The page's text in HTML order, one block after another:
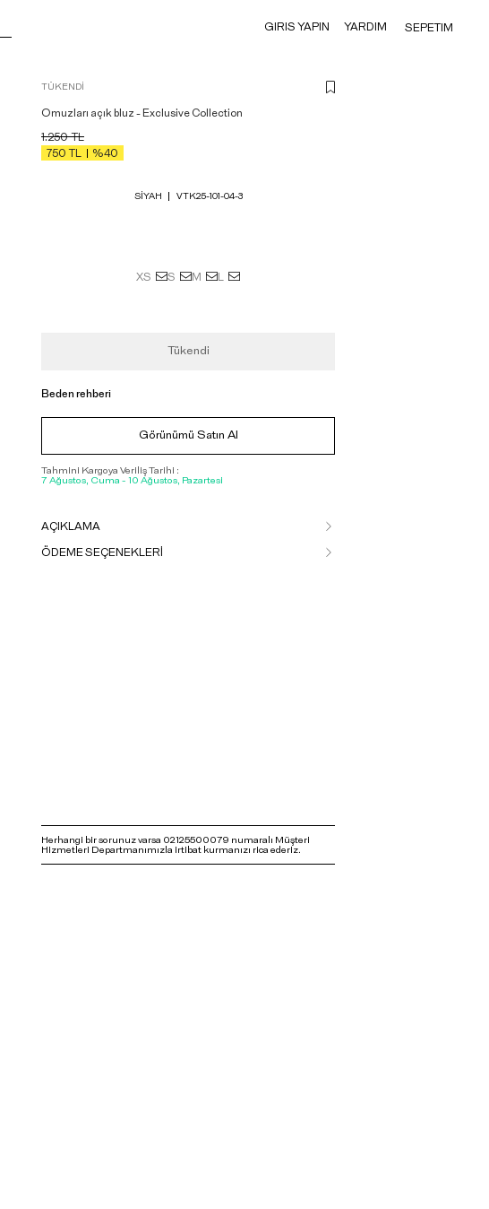
GIRIS YAPIN YARDIM SEPETIM
TÜKENDI
Omuzları açık bluz - Exclusive Collection
1.250TL
750 TL %40
SIYAH VTK25-101-04-3
XS S M
Tükendi
Beden rehberi
Görünümü Satın Al
Tahmini Kargoya Veriliş Tarihi :
7 Ağustos, Cuma - 10 Ağustos, Pazartesi
AÇIKLAMA
ÖDEME SEÇENEKLERİ
Herhangi bir sorunuz varsa 02125500079 numaralı Müşteri
Hizmetleri Departmanımızla irtibat kurmanızı rica ederiz.